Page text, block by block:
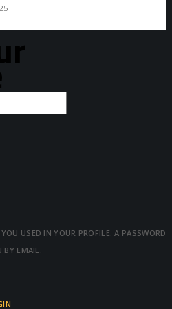
USED IN YOUR PROFILE. A PASSWORD
EMAIL.